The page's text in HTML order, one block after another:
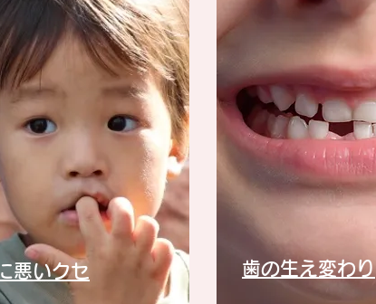
悪いクセ 歯の生え変わり